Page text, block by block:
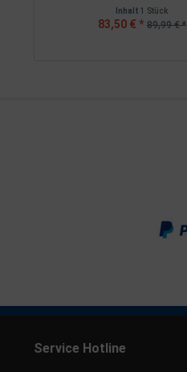
Inhalt1 Stück
83,50 € * 89,99 € *
Service Hotline